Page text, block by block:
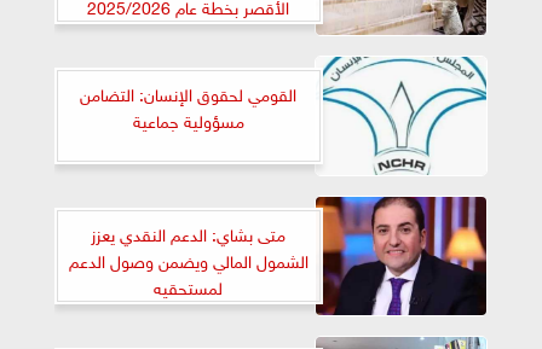
القومي لحقوق الإنسان: التضامن
مسؤولية جماعية
متى بشاي: الدعم النقدي يعزز
الشمول المالي ويضمن وصول الدعم
لمستحقيه